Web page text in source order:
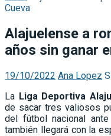
Alajuelense a
años sin ganar
19/10/2022 Ana Lopez
LaLiga Deportiva
del fútbol nacional
también llegará con la
poder obtener la victoria